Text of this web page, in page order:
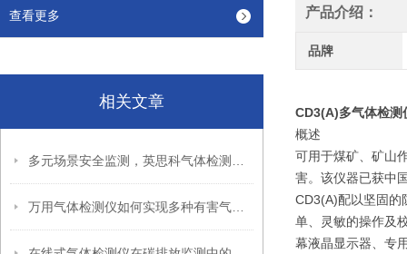
查看更多
相关文章
产品介绍：
品牌
CD3(A)多气体检测
概述
可用于煤矿、矿山
害。该仪器已获中
CD3(A)配以坚固的
单、灵敏的操作及
幕液晶显示器、专